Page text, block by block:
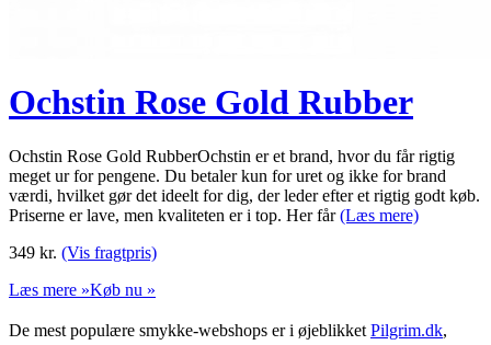
Ochstin Rose Gold Rubber
Ochstin Rose Gold RubberOchstin er et brand, hvor du får rigtig
meget ur for pengene. Du betaler kun for uret og ikke for brand
værdi, hvilket gør det ideelt for dig, der leder efter et rigtig godt køb.
Priserne er lave, men kvaliteten er i top. Her får(Læs mere)
349 kr. (Vis fragtpris)
Læs mere »Køb nu »
De mest populære smykke-webshops er i øjeblikket Pilgrim.dk,